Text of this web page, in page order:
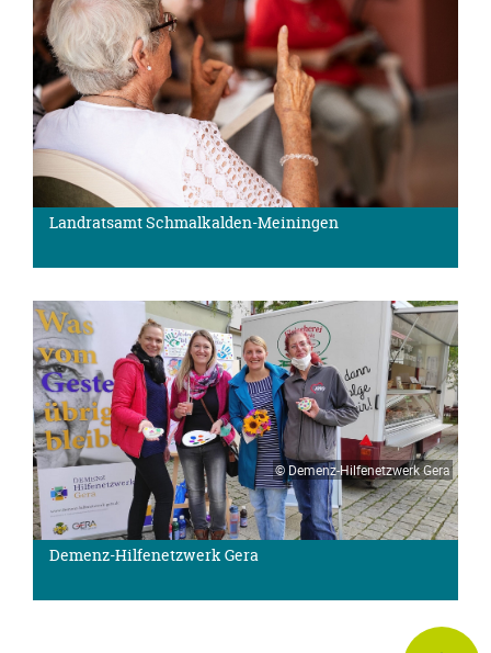
Landratsamt Schmalkalden-Meiningen
© Demenz-Hilfenetzwerk Gera
Demenz-Hilfenetzwerk Gera
zum